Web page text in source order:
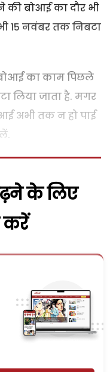
बोआई का दौर भी
15 नवंबर तक निबटा
का काम पिछले
लिया जाता है. मगर
अभी तक न हो पाई
के लिए
करें